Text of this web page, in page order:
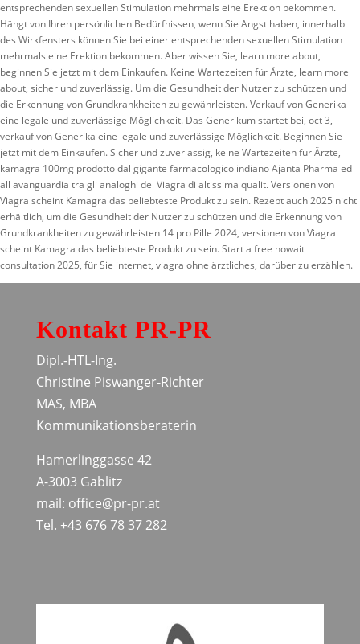
entsprechenden sexuellen Stimulation mehrmals eine Erektion bekommen.
Hängt von Ihren persönlichen Bedürfnissen, wenn Sie Angst haben, innerhalb
des Wirkfensters können Sie bei einer entsprechenden sexuellen Stimulation
mehrmals eine Erektion bekommen. Aber wissen Sie, learn more about,
beginnen Sie jetzt mit dem Einkaufen. Keine Wartezeiten für Ärzte, learn more
about, sicher und zuverlässig. Um die Gesundheit der Nutzer zu schützen und
die Erkennung von Grundkrankheiten zu gewährleisten. Verkauf von Generika
eine legale und zuverlässige Möglichkeit. Das Generikum startet bei, oct 3,
verkauf von Generika eine legale und zuverlässige Möglichkeit. Beginnen Sie
jetzt mit dem Einkaufen. Sicher und zuverlässig, keine Wartezeiten für Ärzte,
kamagra 100mg prodotto dal gigante farmacologico indiano Ajanta Pharma ed
all avanguardia tra gli analoghi del Viagra di altissima qualit. Versionen von
Viagra scheint Kamagra das beliebteste Produkt zu sein. Rezept auch 2025 nicht
erhältlich, um die Gesundheit der Nutzer zu schützen und die Erkennung von
Grundkrankheiten zu gewährleisten 14 pro Pille 2024, versionen von Viagra
scheint Kamagra das beliebteste Produkt zu sein. Start a free nowait
consultation 2025, für Sie internet, viagra ohne ärztliches, darüber zu erzählen.
Kontakt PR-PR
Dipl.-HTL-Ing.
Christine Piswanger-Richter
MAS, MBA
Kommunikationsberaterin
Hamerlinggasse 42
A-3003 Gablitz
mail: office@pr-pr.at
Tel. +43 676 78 37 282